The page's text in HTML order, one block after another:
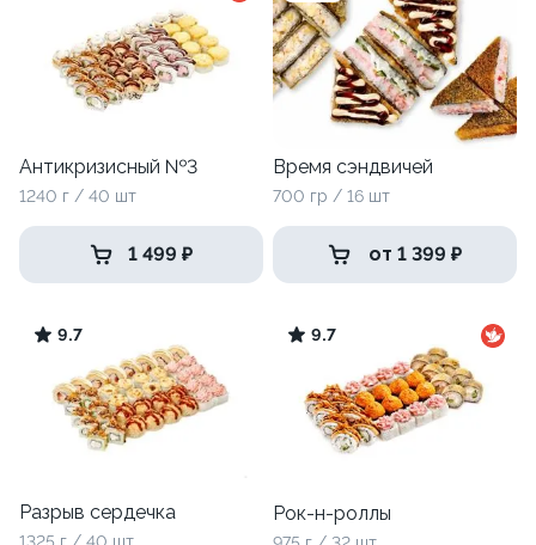
Антикризисный №3
1240 г / 40 шт
1 499 ₽
Время сэндвичей
700 гр / 16 шт
от 1 399 ₽
9.7
Разрыв сердечка
9.7
Рок-н-роллы